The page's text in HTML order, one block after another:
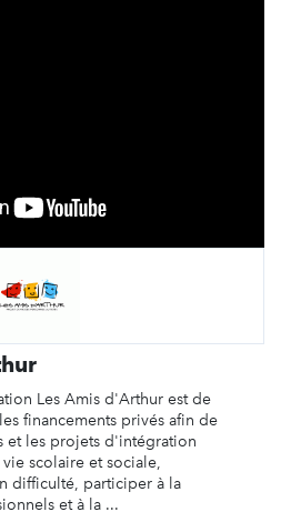
Les Amis d'Arthur est de
financements privés afin de
et les projets d'intégration
scolaire et sociale,
difficulté, participer à la
et à la ...